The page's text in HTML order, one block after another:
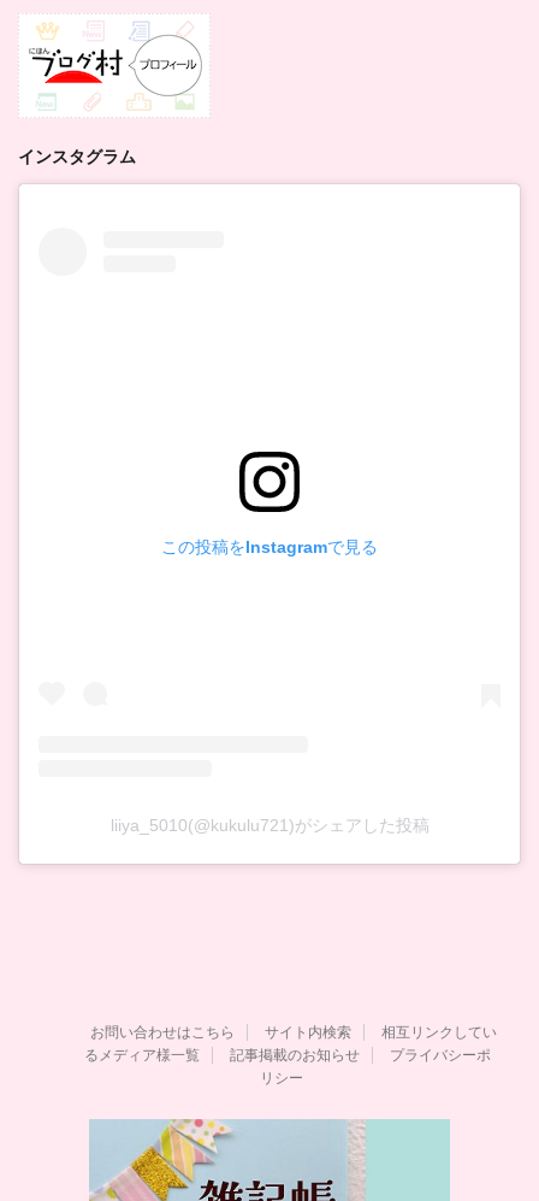
インスタグラム
この投稿をInstagramで見る
liiya_5010(@kukulu721)がシェアした投稿
お問い合わせはこちら サイト内検索
相互リンクしてい
るメディア様一覧
記事掲載のお知らせ
プライバシーポ
リシー